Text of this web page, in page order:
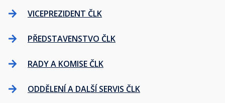
VICEPREZIDENT ČLK
PŘEDSTAVENSTVO ČLK
RADY A KOMISE ČLK
ODDĚLENÍ A DALŠÍ SERVIS ČLK